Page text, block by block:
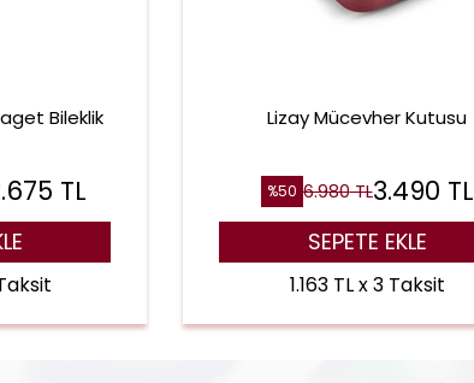
Bileklik
TL
Lizay Mücevher Kutusu
%50 6.980TL3.490 TL
SEPETE EKLE
1.163 TL x 3 Taksit